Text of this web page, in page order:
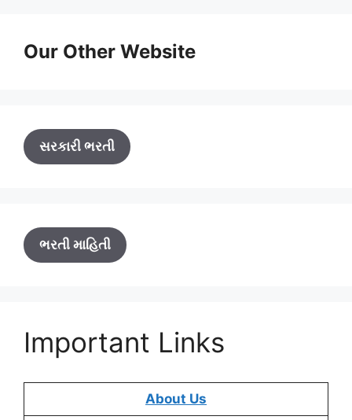
Our Other Website
સરકારી ભરતી
ભરતી માહિતી
Important Links
About Us